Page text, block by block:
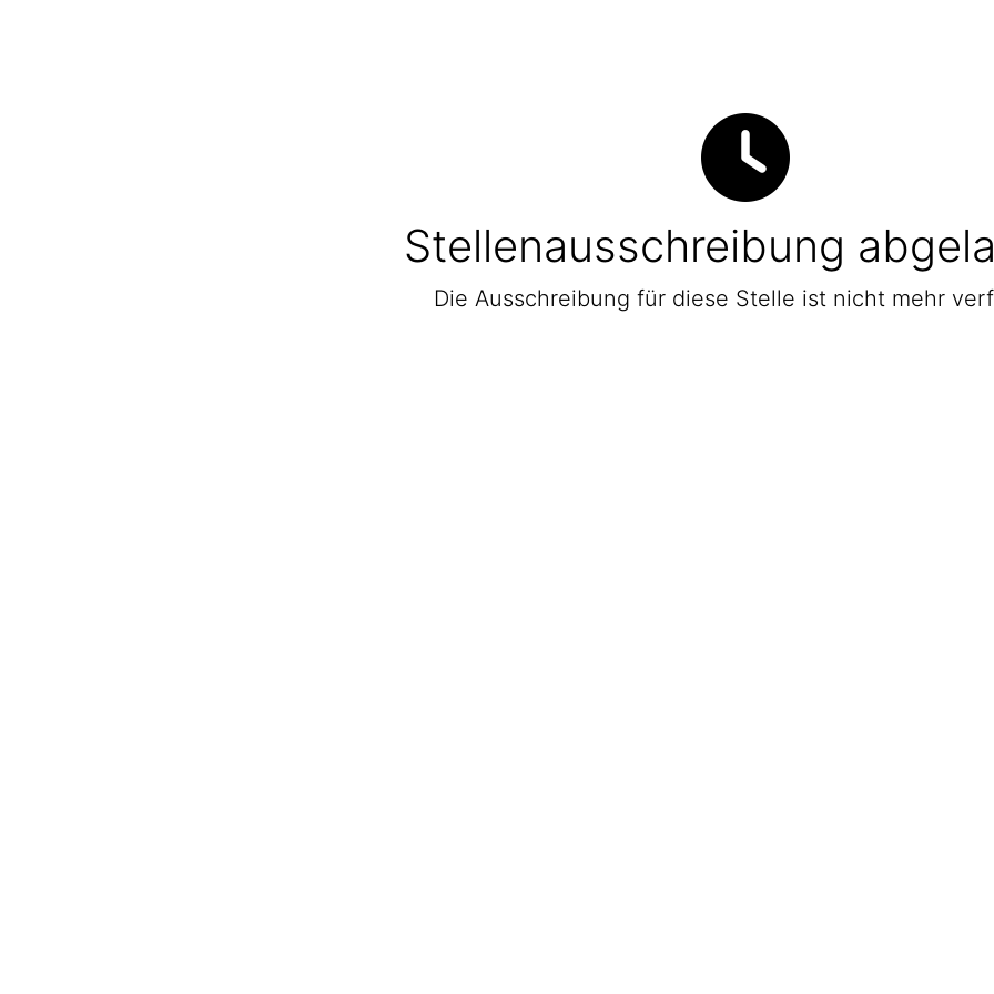
Stellenausschreibung
Die Ausschreibung für diese Stelle ist nicht mehr